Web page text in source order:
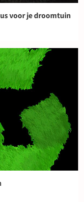
voor je droomtuin